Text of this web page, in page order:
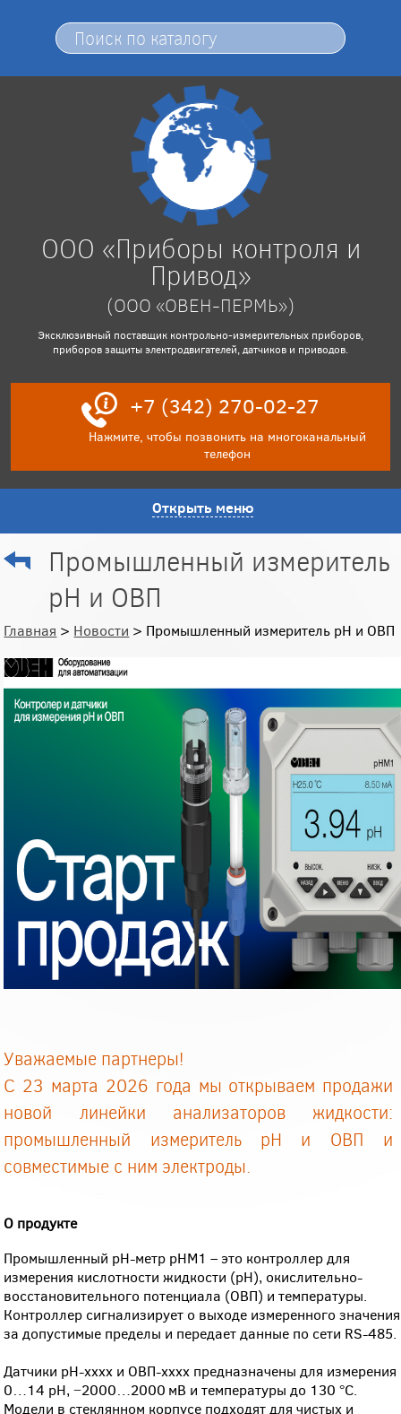
ООО «Приборы контроля и
Привод»
(ООО «ОВЕН-ПЕРМЬ»)
Эксклюзивный поставщик контрольно-измерительных приборов,
приборов защиты электродвигателей, датчиков и приводов.
+7 (342) 270-02-27
Нажмите, чтобы позвонить на многоканальный
телефон
Открыть меню
Промышленный измеритель
рН и ОВП
Главная > Новости > Промышленный измеритель рН и ОВП
Уважаемые партнеры!
С 23 марта 2026 года мы открываем продажи
новой линейки анализаторов жидкости:
промышленный измеритель рН и ОВП и
совместимые с ним электроды.
О продукте
Промышленный pH-метр pHM1 – это контроллер для
измерения кислотности жидкости (pH), окислительно-
восстановительного потенциала (ОВП) и температуры.
Контроллер сигнализирует о выходе измеренного значения
за допустимые пределы и передает данные по сети RS-485.
Датчики рН-хххх и ОВП-хххх предназначены для измерения
0…14 pH, −2000…2000 мВ и температуры до 130 °C.
Модели в стеклянном корпусе подходят для чистых и